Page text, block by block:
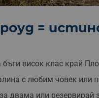
=
висок клас край
с любим човек или
двама или